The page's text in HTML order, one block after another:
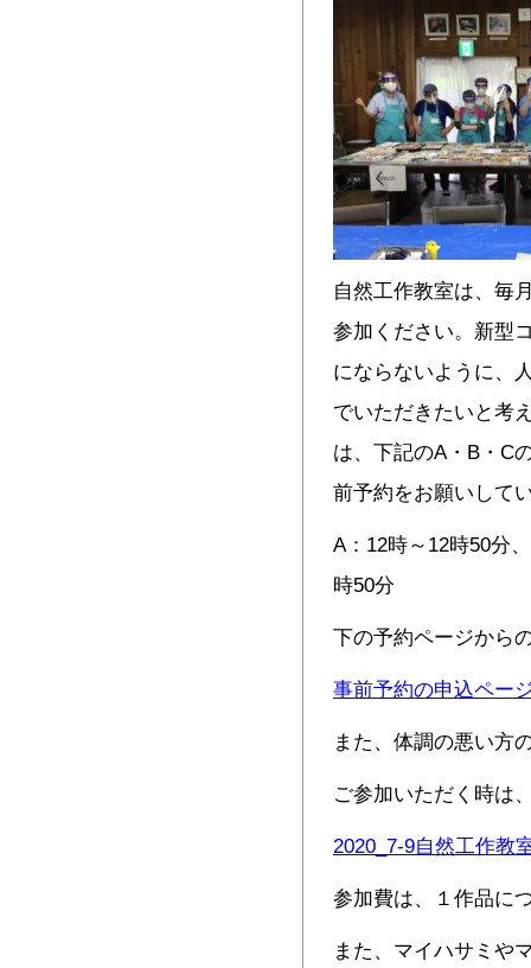
自然工作教室は、毎
参加ください。新型
にならないように、
でいただきたいと考
は、下記のA・B・C
前予約をお願いして
A：12時～12時50分
時50分
下の予約ページから
事前予約の申込ペー
また、体調の悪い方
ご参加いただく時は
2020_7-9自然工作教
参加費は、１作品に
また、マイハサミや